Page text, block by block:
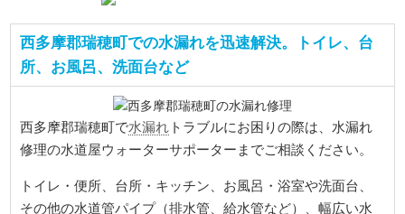
西多摩郡瑞穂町での水漏れを迅速解決。トイレ、台
所、お風呂、洗面台など
西多摩郡瑞穂町で水漏れ トラブルにお困りの際は、水漏れ
修理の水道屋ウォーターサポーターまでご相談ください。
トイレ・便所、台所・キッチン、お風呂・浴室や洗面台、
その他の水道管パイプ（排水管、給水管など）、幅広い水